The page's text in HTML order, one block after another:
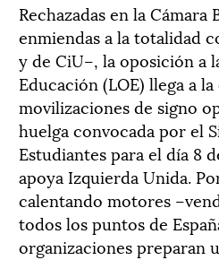
Rechazadas en la Cámara
enmiendas a la totalidad
y de CiU–, la oposición a
Educación (LOE) llega a
movilizaciones de signo
huelga convocada por el
Estudiantes para el día 8
apoya Izquierda Unida.
calentando motores
todos los puntos de
organizaciones preparan